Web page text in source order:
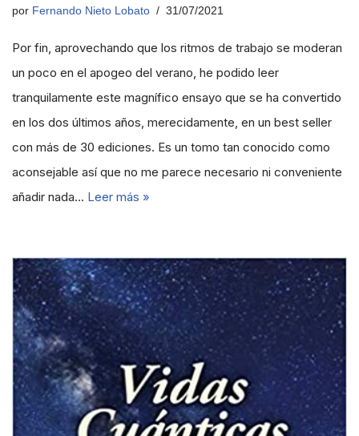
por Fernando Nieto Lobato 31/07/2021
Por fin, aprovechando que los ritmos de trabajo se moderan
un poco en el apogeo del verano, he podido leer
tranquilamente este magnífico ensayo que se ha convertido
en los dos últimos años, merecidamente, en un best seller
con más de 30 ediciones. Es un tomo tan conocido como
aconsejable así que no me parece necesario ni conveniente
añadir nada… Leer más »